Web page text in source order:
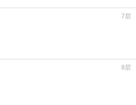
7层
8层